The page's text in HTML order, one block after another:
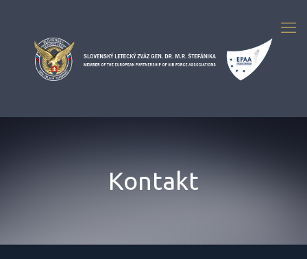
Kontakt